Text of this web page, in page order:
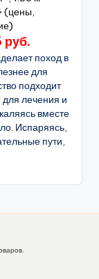
(цены,
руб.
поход в
для
подходит
для лечения и
вместе
Испаряясь,
пути,